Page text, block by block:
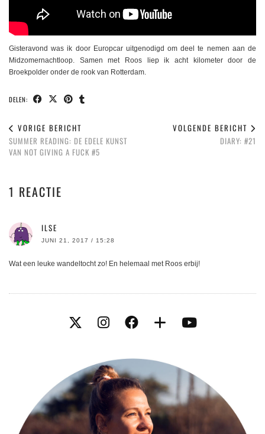
Gisteravond was ik door Europcar uitgenodigd om deel te nemen aan de
Midzomernachtloop. Samen met Roos liep ik acht kilometer door de
Broekpolder onder de rook van Rotterdam.
DELEN:
VORIGE BERICHT
SUMMER READING: DE EDELE KUNST
VAN NOT GIVING A FUCK #5
VOLGENDE BERICHT
DIARY: #21
1 REACTIE
ILSE
JUNI 21, 2017 / 15:28
Wat een leuke wandeltocht zo! En helemaal met Roos erbij!